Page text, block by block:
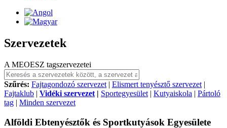
Szervezetek
A MEOESZ tagszervezetei
Szűrés: Fajtagondozó szervezet | Elismert tenyésztő szervezet |
Fajtaklub | Vidéki szervezet | Sportegyesület | Kutyaiskola | Pártoló
tag | Minden szervezet
Alföldi Ebtenyésztők és Sportkutyások Egyesülete